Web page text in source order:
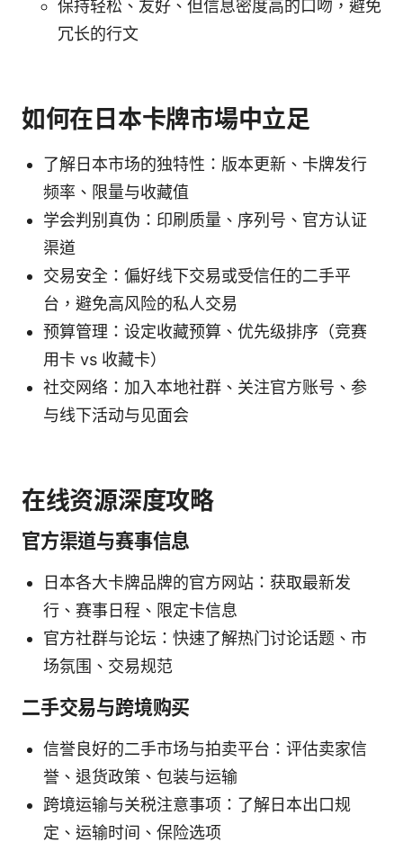
保持轻松、友好、但信息密度高的口吻，避免
冗长的行文
如何在日本卡牌市場中立足
了解日本市场的独特性：版本更新、卡牌发行
频率、限量与收藏值
学会判别真伪：印刷质量、序列号、官方认证
渠道
交易安全：偏好线下交易或受信任的二手平
台，避免高风险的私人交易
预算管理：设定收藏预算、优先级排序（竞赛
用卡 vs 收藏卡）
社交网络：加入本地社群、关注官方账号、参
与线下活动与见面会
在线资源深度攻略
官方渠道与赛事信息
日本各大卡牌品牌的官方网站：获取最新发
行、赛事日程、限定卡信息
官方社群与论坛：快速了解热门讨论话题、市
场氛围、交易规范
二手交易与跨境购买
信誉良好的二手市场与拍卖平台：评估卖家信
誉、退货政策、包装与运输
跨境运输与关税注意事项：了解日本出口规
定、运输时间、保险选项